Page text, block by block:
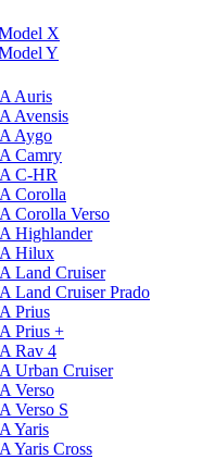
X
Y
Auris
Avensis
Aygo
Camry
C-HR
Corolla
Corolla Verso
Highlander
Hilux
Land Cruiser
Land Cruiser Prado
Prius
Prius +
Rav 4
Urban Cruiser
Verso
Verso S
Yaris
Yaris Cross